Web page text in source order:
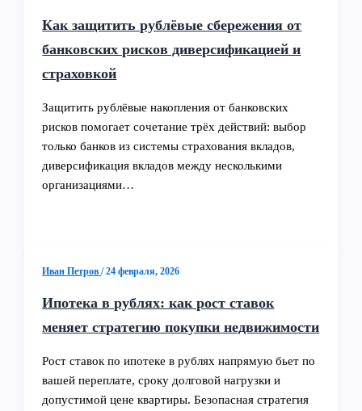
Как защитить рублёвые сбережения от
банковских рисков диверсификацией и
страховкой
Защитить рублёвые накопления от банковских
рисков помогает сочетание трёх действий: выбор
только банков из системы страхования вкладов,
диверсификация вкладов между несколькими
организациями…
Иван Петров/24 февраля, 2026
Ипотека в рублях: как рост ставок
меняет стратегию покупки недвижимости
Рост ставок по ипотеке в рублях напрямую бьет по
вашей переплате, сроку долговой нагрузки и
допустимой цене квартиры. Безопасная стратегия